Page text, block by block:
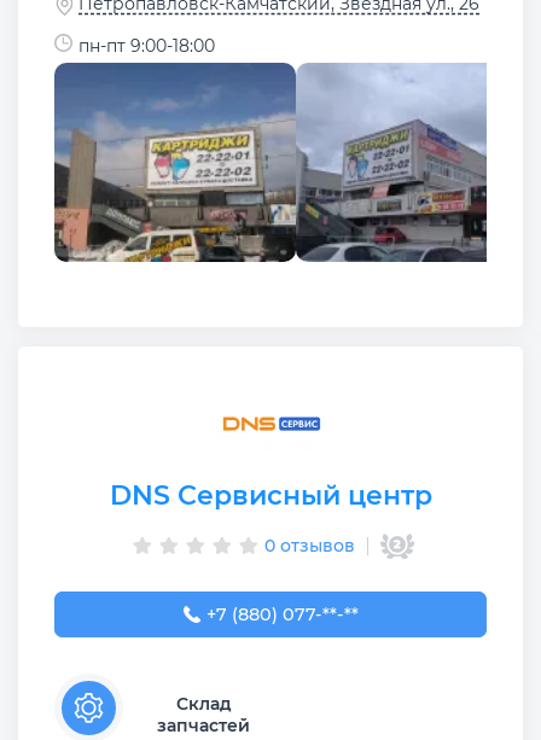
пн-пт 9:00-18:00
DNS Сервисный центр
0 отзывов
+7 (880) 077-07-88
+7 (880) 077-**-**
Склад
запчастей